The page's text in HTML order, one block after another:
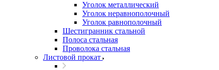
Уголок металлический
Уголок неравнополочный
Уголок равнополочный
Шестигранник стальной
Полоса стальная
Проволока стальная
Листовой прокат